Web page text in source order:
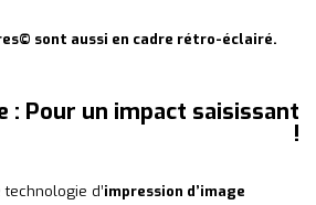
sont aussi en cadre rétro-éclairé.
: Pour un impact saisissant
!
d’impression d’image